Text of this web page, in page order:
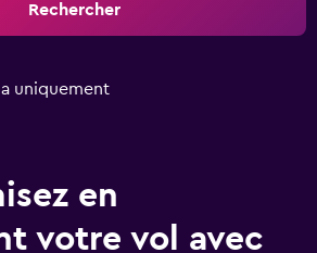
Rechercher
uniquement
en
votre vol avec